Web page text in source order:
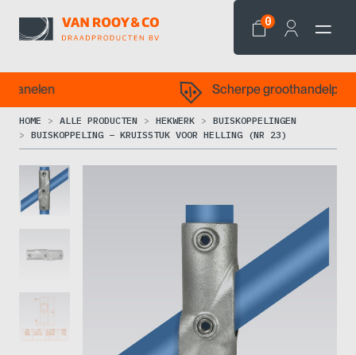
0
Scherpe groothandelprijzen
HOME ALLE PRODUCTEN HEKWERK
BUISKOPPELINGEN
BUISKOPPELING – KRUISSTUK VOOR HELLING (NR 23)